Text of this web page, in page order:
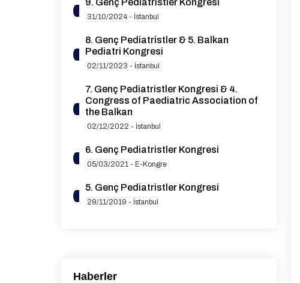
9. Genç Pediatristler Kongresi
31/10/2024 - İstanbul
8. Genç Pediatristler & 5. Balkan
Pediatri Kongresi
02/11/2023 - İstanbul
7. Genç Pediatristler Kongresi & 4.
Congress of Paediatric Association of
the Balkan
02/12/2022 - İstanbul
6. Genç Pediatristler Kongresi
05/03/2021 - E-Kongre
5. Genç Pediatristler Kongresi
29/11/2019 - İstanbul
01/12/2017 - İstanbul
Haberler